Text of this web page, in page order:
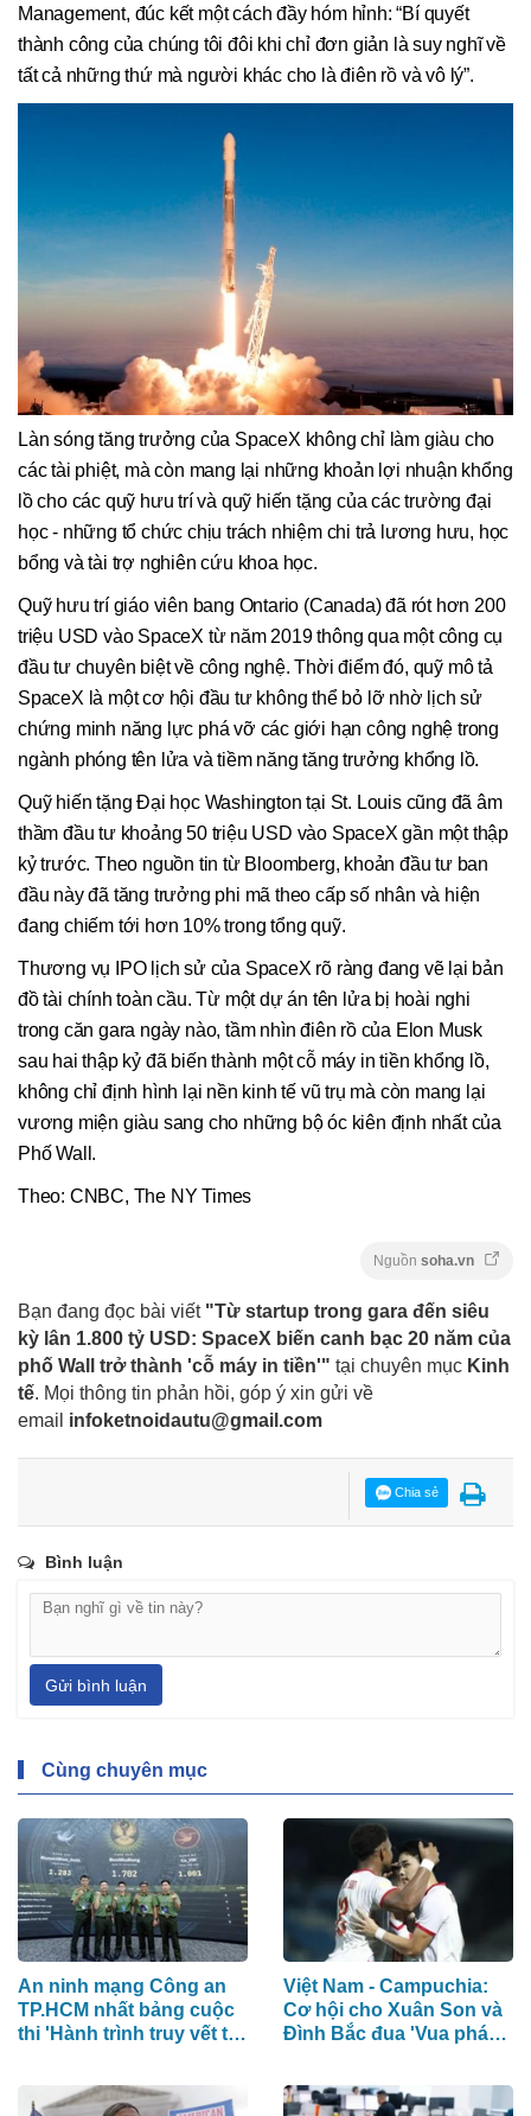
Management, đúc kết một cách đầy hóm hỉnh: “Bí quyết
thành công của chúng tôi đôi khi chỉ đơn giản là suy nghĩ về
tất cả những thứ mà người khác cho là điên rồ và vô lý”.
Làn sóng tăng trưởng của SpaceX không chỉ làm giàu cho
các tài phiệt, mà còn mang lại những khoản lợi nhuận khổng
lồ cho các quỹ hưu trí và quỹ hiến tặng của các trường đại
học - những tổ chức chịu trách nhiệm chi trả lương hưu, học
bổng và tài trợ nghiên cứu khoa học.
Quỹ hưu trí giáo viên bang Ontario (Canada) đã rót hơn 200
triệu USD vào SpaceX từ năm 2019 thông qua một công cụ
đầu tư chuyên biệt về công nghệ. Thời điểm đó, quỹ mô tả
SpaceX là một cơ hội đầu tư không thể bỏ lỡ nhờ lịch sử
chứng minh năng lực phá vỡ các giới hạn công nghệ trong
ngành phóng tên lửa và tiềm năng tăng trưởng khổng lồ.
Quỹ hiến tặng Đại học Washington tại St. Louis cũng đã âm
thầm đầu tư khoảng 50 triệu USD vào SpaceX gần một thập
kỷ trước. Theo nguồn tin từ Bloomberg, khoản đầu tư ban
đầu này đã tăng trưởng phi mã theo cấp số nhân và hiện
đang chiếm tới hơn 10% trong tổng quỹ.
Thương vụ IPO lịch sử của SpaceX rõ ràng đang vẽ lại bản
đồ tài chính toàn cầu. Từ một dự án tên lửa bị hoài nghi
trong căn gara ngày nào, tầm nhìn điên rồ của Elon Musk
sau hai thập kỷ đã biến thành một cỗ máy in tiền khổng lồ,
không chỉ định hình lại nền kinh tế vũ trụ mà còn mang lại
vương miện giàu sang cho những bộ óc kiên định nhất của
Phố Wall.
Theo: CNBC, The NY Times
Nguồn soha.vn
Bạn đang đọc bài viết "Từ startup trong gara đến siêu
kỳ lân 1.800 tỷ USD: SpaceX biến canh bạc 20 năm của
phố Wall trở thành 'cỗ máy in tiền'" tại chuyên mục Kinh
tế. Mọi thông tin phản hồi, góp ý xin gửi về
email infoketnoidautu@gmail.com
Chia sẻ
Bình luận
Gửi bình luận
Cùng chuyên mục
An ninh mạng Công an
TP.HCM nhất bảng cuộc
thi 'Hành trình truy vết tội
Việt Nam - Campuchia:
Cơ hội cho Xuân Son và
Đình Bắc đua 'Vua phá